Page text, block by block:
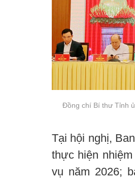
Đồng chí Bí thư Tỉnh
Tại hội nghị,
thực hiện
vụ năm 2026;